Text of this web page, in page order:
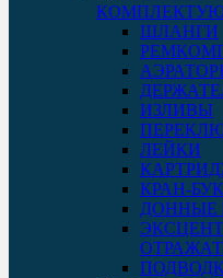
ШЛАНГИ
ИЗЛИВЫ
ЛЕЙКИ
КРАН-
ДОННЫЕ